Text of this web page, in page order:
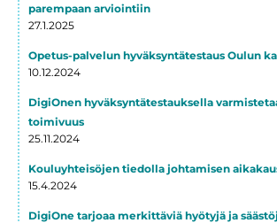
parempaan arviointiin
27.1.2025
Opetus-palvelun hyväksyntätestaus Oulun
10.12.2024
DigiOnen hyväksyntätestauksella
toimivuus
25.11.2024
Kouluyhteisöjen tiedolla johtamisen
15.4.2024
DigiOne tarjoaa merkittäviä hyötyjä ja